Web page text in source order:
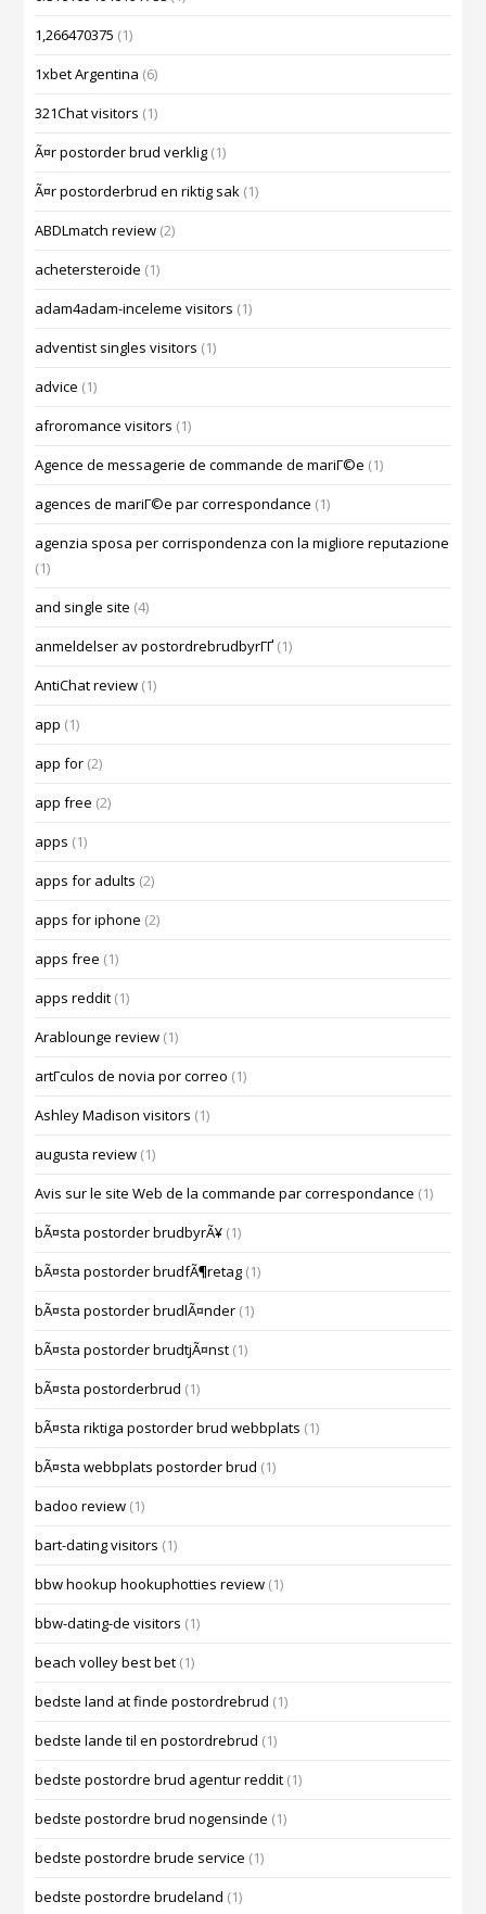
1,266470375 (1)
1xbet Argentina (6)
321Chat visitors (1)
Ã¤r postorder brud verklig (1)
Ã¤r postorderbrud en riktig sak (1)
ABDLmatch review (2)
achetersteroide (1)
adam4adam-inceleme visitors (1)
adventist singles visitors (1)
advice (1)
afroromance visitors (1)
Agence de messagerie de commande de mariГ©e (1)
agences de mariГ©e par correspondance (1)
agenzia sposa per corrispondenza con la migliore reputazione
(1)
and single site (4)
anmeldelser av postordrebrudbyrГҐ (1)
AntiChat review (1)
app (1)
app for (2)
app free (2)
apps (1)
apps for adults (2)
apps for iphone (2)
apps free (1)
apps reddit (1)
Arablounge review (1)
artГ­culos de novia por correo (1)
Ashley Madison visitors (1)
augusta review (1)
Avis sur le site Web de la commande par correspondance (1)
bÃ¤sta postorder brudbyrÃ¥ (1)
bÃ¤sta postorder brudfÃ¶retag (1)
bÃ¤sta postorder brudlÃ¤nder (1)
bÃ¤sta postorder brudtjÃ¤nst (1)
bÃ¤sta postorderbrud (1)
bÃ¤sta riktiga postorder brud webbplats (1)
bÃ¤sta webbplats postorder brud (1)
badoo review (1)
bart-dating visitors (1)
bbw hookup hookuphotties review (1)
bbw-dating-de visitors (1)
beach volley best bet (1)
bedste land at finde postordrebrud (1)
bedste lande til en postordrebrud (1)
bedste postordre brud agentur reddit (1)
bedste postordre brud nogensinde (1)
bedste postordre brude service (1)
bedste postordre brudeland (1)